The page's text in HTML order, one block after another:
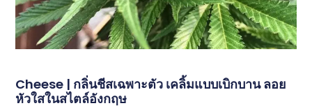
Cheese | กลิ่นชีสเฉพาะตัว เคลิ้มแบบเบิกบาน ลอย
หัวใสในสไตล์อังกฤษ